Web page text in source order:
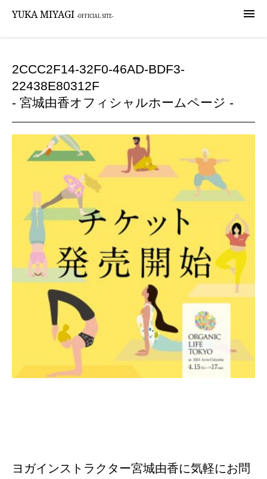

YUKA MIYAGI -OFFICIAL SITE-
2CCC2F14-32F0-46AD-BDF3-
22438E80312F
- 宮城由香オフィシャルホームページ -
ヨガインストラクター宮城由香に気軽にお問